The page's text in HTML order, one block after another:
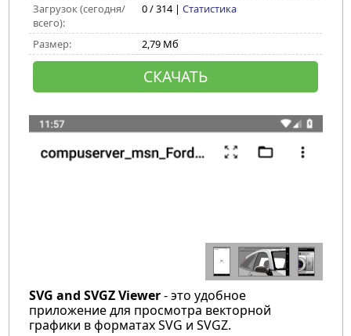
Загрузок (сегодня/
всего):
0 / 314 | Статистика
Размер: 2,79 Мб
СКАЧАТЬ
SVG and SVGZ Viewer- это удобное
приложение для просмотра векторной
графики в форматах SVG и SVGZ.